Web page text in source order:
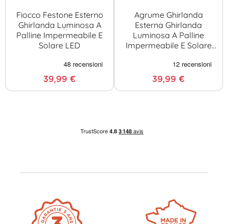
Fiocco Festone Esterno
Ghirlanda Luminosa A
Palline Impermeabile E
Solare LED
39,99 €
Agrume Ghirlanda
Esterna Ghirlanda
Luminosa A Palline
Impermeabile E Solare
39,99 €